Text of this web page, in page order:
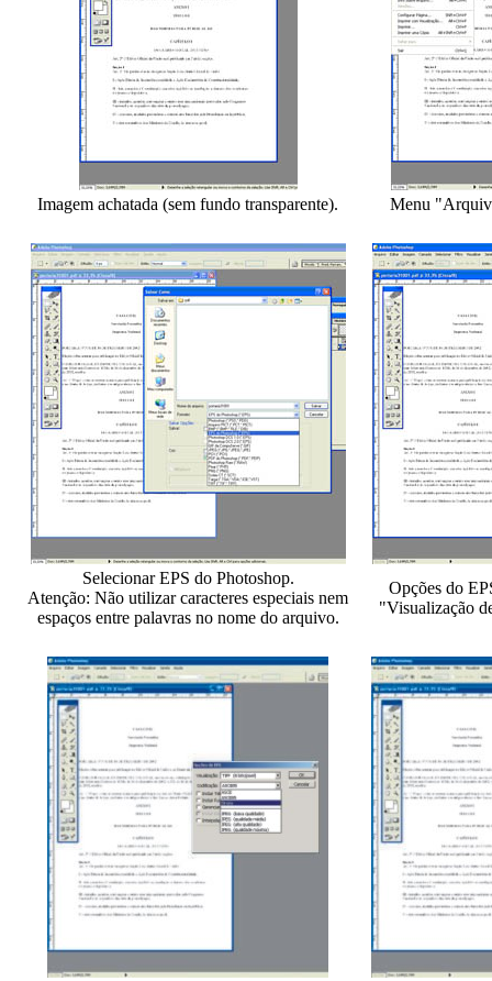
Imagem achatada (sem fundo transparente). Menu
Selecionar EPS do Photoshop.
Atenção: Não utilizar caracteres especiais nem
espaços entre palavras no nome do arquivo.
Opções do
"Visualização